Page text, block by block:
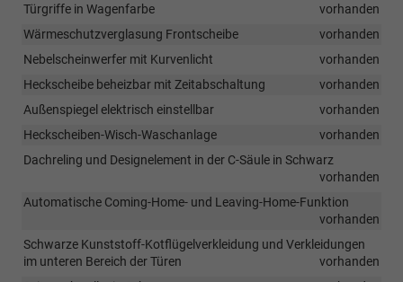
Türgriffe in Wagenfarbe
vorhanden
Wärmeschutzverglasung Frontscheibe
vorhanden
Nebelscheinwerfer mit Kurvenlicht
vorhanden
Heckscheibe beheizbar mit Zeitabschaltung
vorhanden
Außenspiegel elektrisch einstellbar
vorhanden
Heckscheiben-Wisch-Waschanlage
vorhanden
Dachreling und Designelement in der C-Säule in Schwarz
vorhanden
Automatische Coming-Home- und Leaving-Home-Funktion
vorhanden
Schwarze Kunststoff-Kotflügelverkleidung und Verkleidungen
im unteren Bereich der Türen
vorhanden